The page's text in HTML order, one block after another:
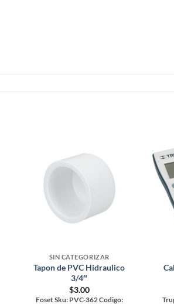
SIN CATEGORIZAR
Tapon de PVC Hidraulico
3/4″
$3.00
Foset Sku: PVC-362 Codigo: